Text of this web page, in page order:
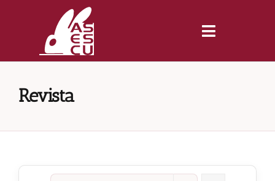
Toggle
Inicio
Revista
Tienda
Revista